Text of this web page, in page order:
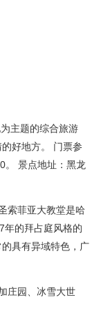
主题的综合旅游
好地方。 门票参
。 景点地址：黑龙
索菲亚大教堂是哈
年的拜占庭风格的
具有异域特色，广
庄园、冰雪大世